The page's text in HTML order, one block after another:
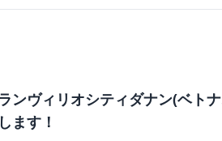
ンヴィリオシティダナン(ベト
ます！